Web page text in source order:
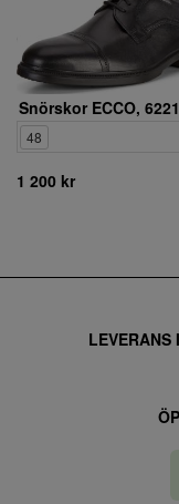
48
1 200 kr
LEVERANS